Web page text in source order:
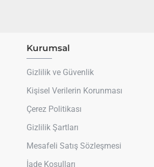
Kurumsal
Gizlilik ve Güvenlik
Kişisel Verilerin Korunması
Çerez Politikası
Gizlilik Şartları
Mesafeli Satış Sözleşmesi
İade Koşulları